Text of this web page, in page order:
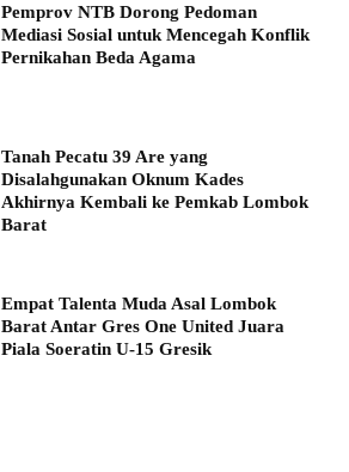
Pemprov NTB Dorong Pedoman
Mediasi Sosial untuk Mencegah Konflik
Pernikahan Beda Agama
Tanah Pecatu 39 Are yang
Disalahgunakan Oknum Kades
Akhirnya Kembali ke Pemkab Lombok
Barat
Empat Talenta Muda Asal Lombok
Barat Antar Gres One United Juara
Piala Soeratin U-15 Gresik